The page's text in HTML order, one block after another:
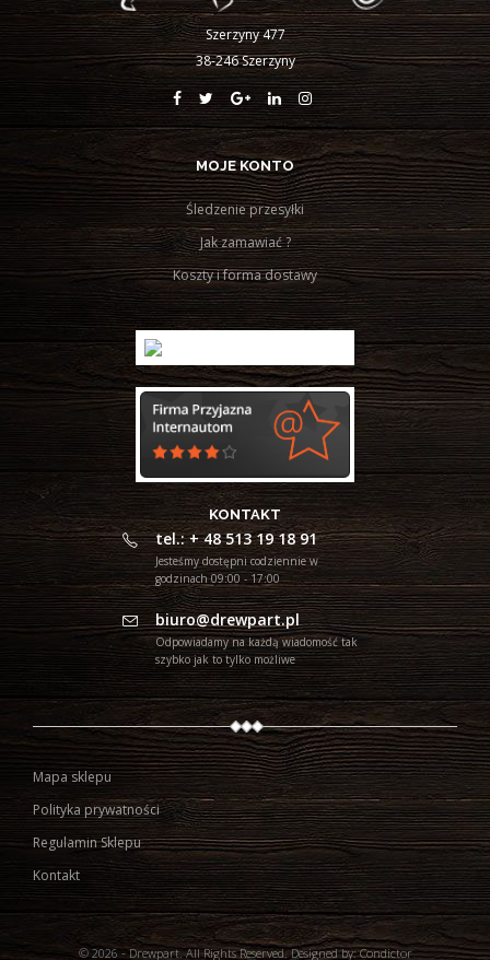
Szerzyny 477
38-246 Szerzyny
MOJE KONTO
Śledzenie przesyłki
Jak zamawiać ?
Koszty i forma dostawy
KONTAKT
tel.: + 48 513 19 18 91
Jesteśmy dostępni codziennie w
godzinach 09:00 - 17:00
biuro@drewpart.pl
Odpowiadamy na każdą wiadomość tak
szybko jak to tylko możliwe
Mapa sklepu
Polityka prywatności
Regulamin Sklepu
Kontakt
© 2026 - Drewpart. All Rights Reserved.Designed by:Condictor